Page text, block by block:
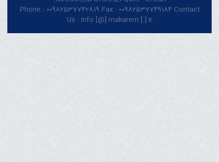
Phone : 00982537742819 Fax : 00982537749184 Contact
Us : info [@] makarem [.] ir